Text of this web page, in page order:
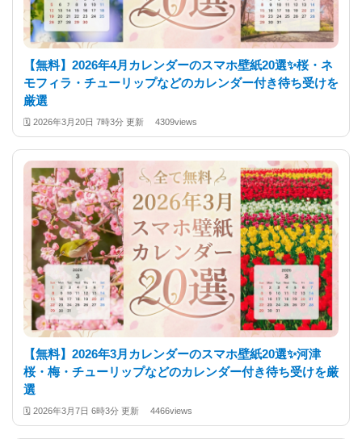
【無料】2026年4月カレンダーのスマホ壁紙20選✨️桜・ネ
モフィラ・チューリップなどのカレンダー付き待ち受けを
厳選
🗓️ 2026年3月20日 7時3分 更新 4309views
【無料】2026年3月カレンダーのスマホ壁紙20選✨️河津
桜・梅・チューリップなどのカレンダー付き待ち受けを厳
選
🗓️ 2026年3月7日 6時3分 更新 4466views